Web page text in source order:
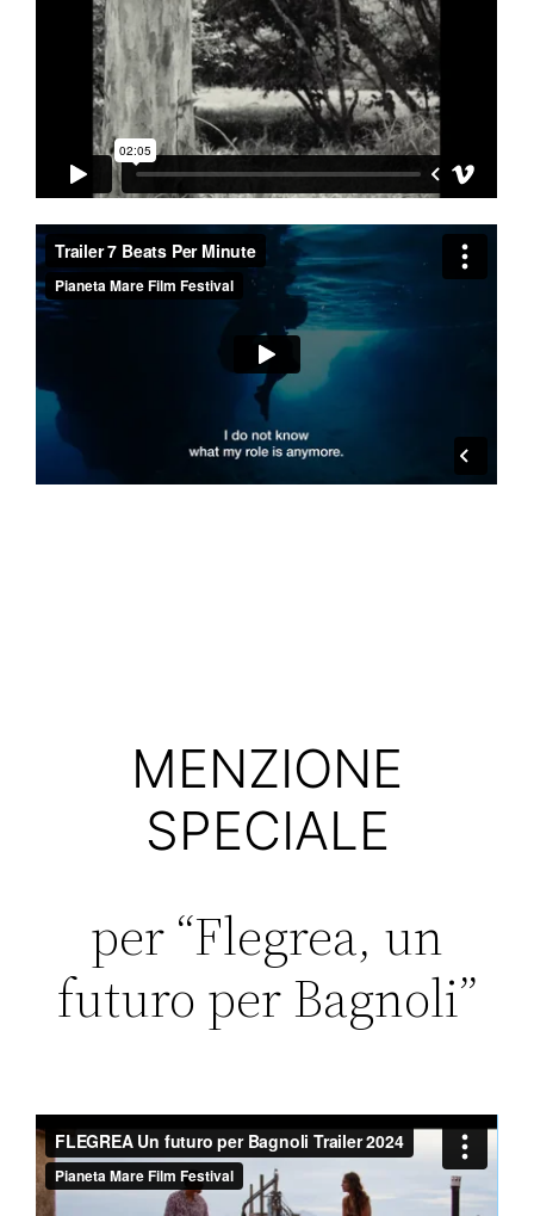
MENZIONE
SPECIALE
per “Flegrea, un
futuro per Bagnoli”